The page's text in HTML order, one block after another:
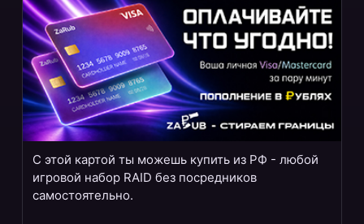
С этой картой ты можешь купить из РФ - любой
игровой набор RAID без посредников
самостоятельно.